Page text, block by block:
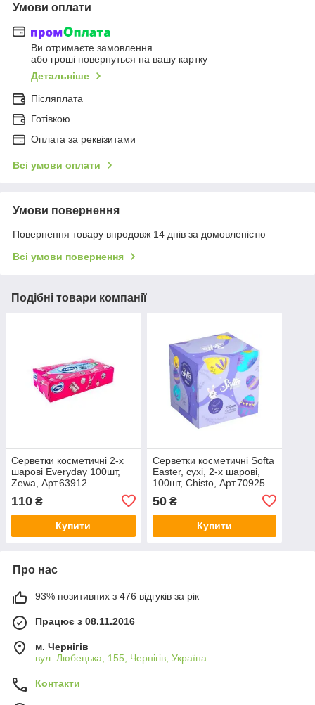
Умови оплати
Ви отримаєте замовлення
або гроші повернуться на вашу картку
Детальніше
Післяплата
Готівкою
Оплата за реквізитами
Всі умови оплати
Умови повернення
Повернення товару впродовж 14 днів за домовленістю
Всі умови повернення
Подібні товари компанії
Серветки косметичні 2-х
шарові Everyday 100шт,
Zewa, Арт.63912
110 ₴
Купити
Серветки косметичні Softa
Easter, сухі, 2-х шарові,
100шт, Chisto, Арт.70925
50₴
Купити
Про нас
93% позитивних з 476 відгуків за рік
Працює з 08.11.2016
м. Чернігів
вул. Любецька, 155, Чернігів, Україна
Контакти